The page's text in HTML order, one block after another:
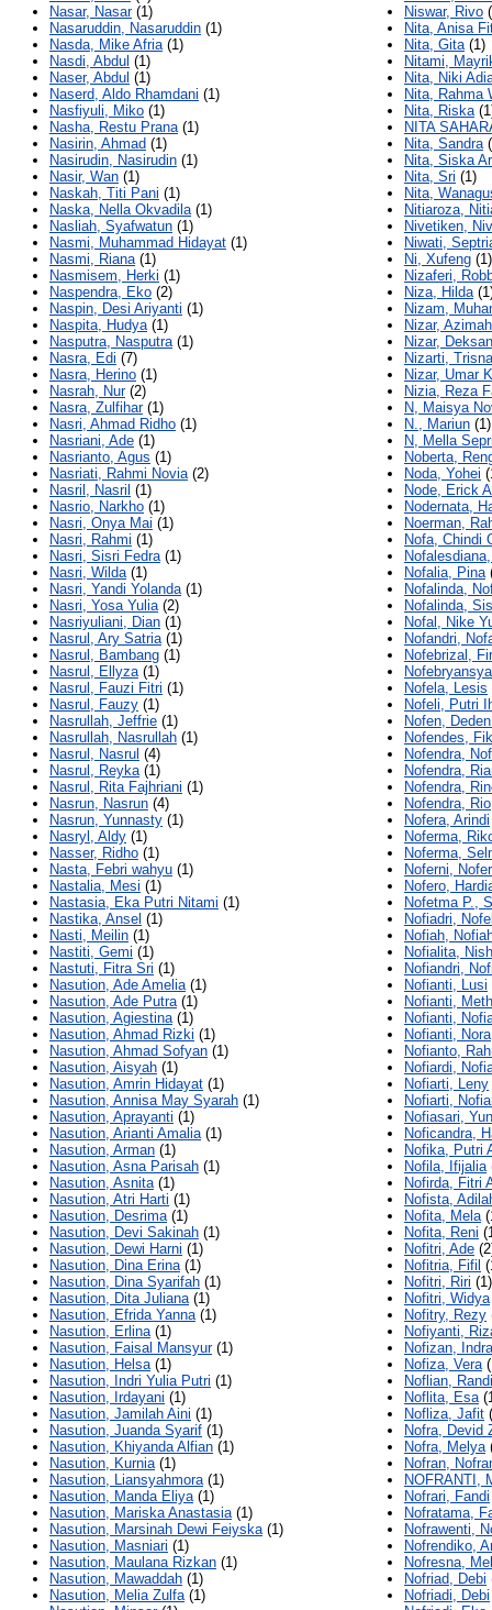
Nasar, Nasar(1)
Nasaruddin, Nasaruddin (1)
Nasda, Mike Afria(1)
Nasdi, Abdul (1)
Naser, Abdul (1)
Naserd, Aldo Rhamdani (1)
Nasfiyuli, Miko (1)
Nasha, Restu Prana(1)
Nasirin, Ahmad (1)
Nasirudin, Nasirudin (1)
Nasir, Wan (1)
Naskah, Titi Pani (1)
Naska, Nella Okvadila(1)
Nasliah, Syafwatun (1)
Nasmi, Muhammad Hidayat (1)
Nasmi, Riana(1)
Nasmisem, Herki (1)
Naspendra, Eko (2)
Naspin, Desi Ariyanti (1)
Naspita, Hudya(1)
Nasputra, Nasputra(1)
Nasra, Edi (7)
Nasra, Herino (1)
Nasrah, Nur(2)
Nasra, Zulfihar(1)
Nasri, Ahmad Ridho (1)
Nasriani, Ade (1)
Nasrianto, Agus (1)
Nasriati, Rahmi Novia(2)
Nasril, Nasril (1)
Nasrio, Narkho (1)
Nasri, Onya Mai (1)
Nasri, Rahmi (1)
Nasri, Sisri Fedra(1)
Nasri, Wilda(1)
Nasri, Yandi Yolanda(1)
Nasri, Yosa Yulia(2)
Nasriyuliani, Dian (1)
Nasrul, Ary Satria(1)
Nasrul, Bambang (1)
Nasrul, Ellyza(1)
Nasrul, Fauzi Fitri (1)
Nasrul, Fauzy (1)
Nasrullah, Jeffrie (1)
Nasrullah, Nasrullah (1)
Nasrul, Nasrul (4)
Nasrul, Reyka(1)
Nasrul, Rita Fajhriani (1)
Nasrun, Nasrun (4)
Nasrun, Yunnasty (1)
Nasryl, Aldy (1)
Nasser, Ridho (1)
Nasta, Febri wahyu (1)
Nastalia, Mesi (1)
Nastasia, Eka Putri Nitami (1)
Nastika, Ansel (1)
Nasti, Meilin (1)
Nastiti, Gemi (1)
Nastuti, Fitra Sri (1)
Nasution, Ade Amelia(1)
Nasution, Ade Putra(1)
Nasution, Agiestina(1)
Nasution, Ahmad Rizki (1)
Nasution, Ahmad Sofyan (1)
Nasution, Aisyah (1)
Nasution, Amrin Hidayat (1)
Nasution, Annisa May Syarah (1)
Nasution, Aprayanti (1)
Nasution, Arianti Amalia(1)
Nasution, Arman (1)
Nasution, Asna Parisah (1)
Nasution, Asnita(1)
Nasution, Atri Harti (1)
Nasution, Desrima(1)
Nasution, Devi Sakinah (1)
Nasution, Dewi Harni (1)
Nasution, Dina Erina(1)
Nasution, Dina Syarifah (1)
Nasution, Dita Juliana(1)
Nasution, Efrida Yanna(1)
Nasution, Erlina(1)
Nasution, Faisal Mansyur(1)
Nasution, Helsa(1)
Nasution, Indri Yulia Putri (1)
Nasution, Irdayani (1)
Nasution, Jamilah Aini (1)
Nasution, Juanda Syarif (1)
Nasution, Khiyanda Alfian (1)
Nasution, Kurnia(1)
Nasution, Liansyahmora(1)
Nasution, Manda Eliya(1)
Nasution, Mariska Anastasia(1)
Nasution, Marsinah Dewi Feiyska(1)
Nasution, Masniari (1)
Nasution, Maulana Rizkan (1)
Nasution, Mawaddah (1)
Nasution, Melia Zulfa(1)
Niswar, Rivo
Nita, Anisa
Nita, Gita(1)
Nitami,
Nita, Niki
Nita, Rahma
Nita, Riska
NITA
Nita, Sandra
Nita, Siska
Nita, Sri (1)
Nita,
Nitiaroza,
Nivetiken,
Niwati,
Ni, Xufeng (1)
Nizaferi,
Niza, Hilda
Nizam,
Nizar, Azimah
Nizar, Deksan
Nizarti, Trisna
Nizar, Umar
Nizia, Reza
N, Maisya
N., Mariun (1)
N, Mella
Noberta,
Noda, Yohei
Node, Erick
Nodernata,
Noerman,
Nofa, Chindi
Nofalia, Pina
Nofalinda,
Nofalinda,
Nofal, Nike
Nofandri,
Nofebrizal,
Nofela, Lesis
Nofeli, Putri
Nofen,
Nofendes,
Nofendra,
Nofendra,
Nofendra,
Nofendra, Rio
Nofera, Arindi
Noferma,
Noferma,
Noferni,
Nofero,
Nofetma P.,
Nofiadri,
Nofiah,
Nofialita,
Nofiandri,
Nofianti, Lusi
Nofianti,
Nofianti,
Nofianti, Nora
Nofianto,
Nofiardi,
Nofiarti, Leny
Nofiarti,
Nofiasari,
Noficandra,
Nofika, Putri
Nofila, Ifijalia
Nofirda, Fitri
Nofista,
Nofita, Mela
Nofita, Reni
Nofitri, Ade
Nofitria, Fifil
Nofitri, Riri (1)
Nofitri, Widya
Nofitry, Rezy
Nofiyanti,
Nofizan, Indra
Nofiza, Vera
Noflian, Randi
Noflita, Esa
Nofliza, Jafit
Nofra, Devid
Nofra, Melya
Nofran,
NOFRANTI,
Nofrari, Fandi
Nofratama,
Nofrawenti,
Nofrendiko,
Nofresna,
Nofriad, Debi
Nofriadi, Debi